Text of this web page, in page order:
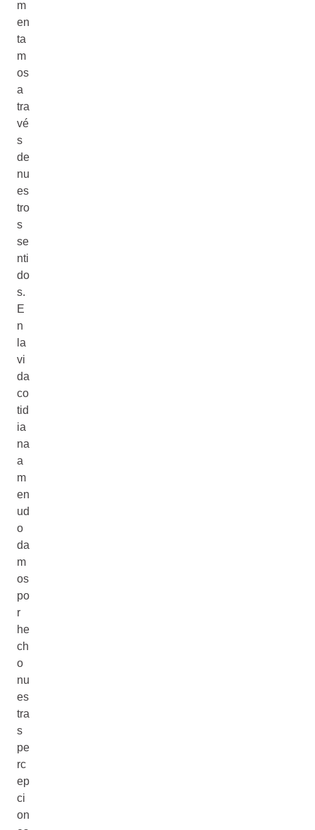
m
en
ta
m
os
a
tra
vé
s
de
nu
es
tro
s
se
nti
do
s.
E
n
la
vi
da
co
tid
ia
na
a
m
en
ud
o
da
m
os
po
r
he
ch
o
nu
es
tra
s
pe
rc
ep
ci
on